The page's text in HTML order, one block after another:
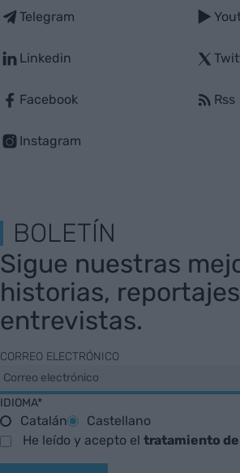
Telegram
Linkedin
Facebook
Instagram
Rss
BOLETÍN
Sigue nuestras
historias,
entrevistas.
CORREO ELECTRÓNICO
IDIOMA*
Catalán
Castellano
He leído y acepto el tratamiento